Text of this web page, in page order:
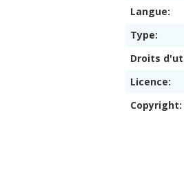
Langue:
Type:
Droits
Licence:
Copyright: